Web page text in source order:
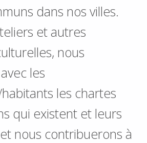
dans nos villes.
et autres
nous
les
les chartes
qui existent et leurs
nous contribuerons à